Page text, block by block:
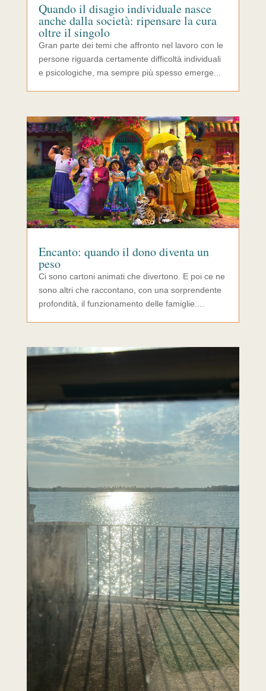
Quando il disagio individuale nasce
anche dalla società: ripensare la cura
oltre il singolo
Gran parte dei temi che affronto nel lavoro con le
persone riguarda certamente difficoltà individuali
e psicologiche, ma sempre più spesso emerge...
Encanto: quando il dono diventa un
peso
Ci sono cartoni animati che divertono. E poi ce ne
sono altri che raccontano, con una sorprendente
profondità, il funzionamento delle famiglie....